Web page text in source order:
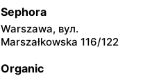
Słowackiego 20B
Netto
Pruszkowska 70
Sephora
Warszawa, вул.
Marszałkowska 116/122
Organic